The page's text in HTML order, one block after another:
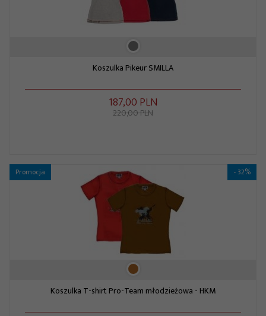
Koszulka Pikeur SMILLA
187,00 PLN
220,00 PLN
Promocja - 32%
Koszulka T-shirt Pro-Team młodzieżowa - HKM